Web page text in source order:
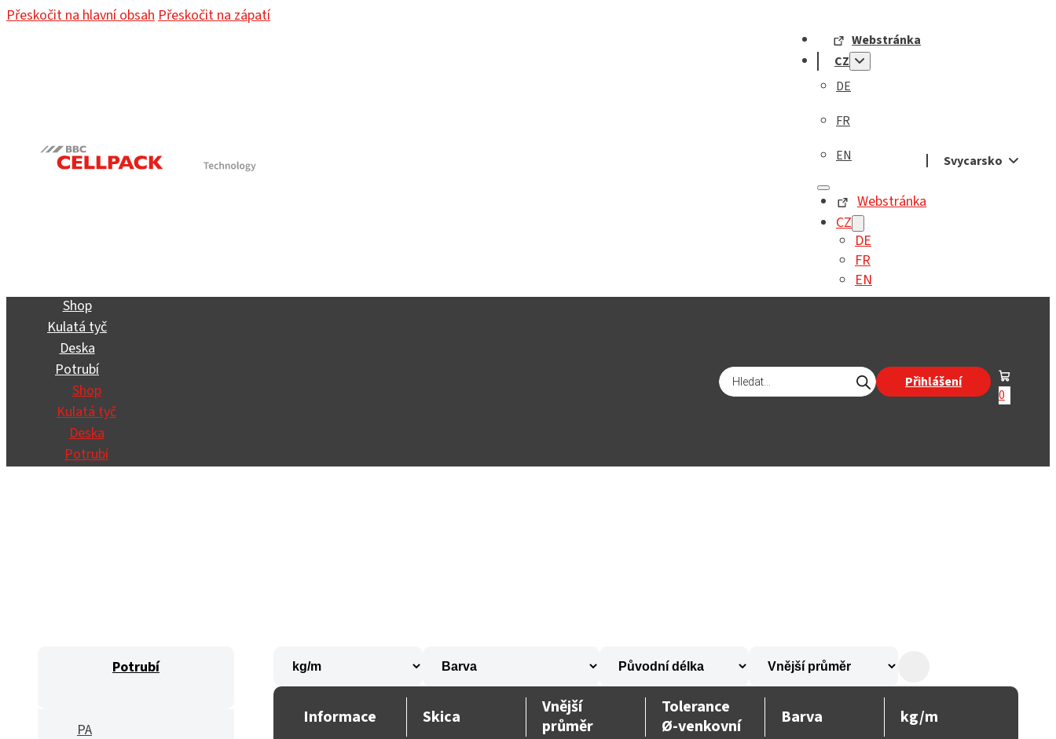
Přeskočit na hlavní obsahPřeskočit na zápatí
Webstránka
CZ
DE
FR
EN
Webstránka
CZ
DE
FR
EN
Svycarsko
Shop
Kulatá tyč
Deska
Potrubí
Shop
Kulatá tyč
Deska
Potrubí
Products
search Přihlášení
0
Potrubí
PA
Informace Skica
Vnější
průměr
Tolerance
Ø-venkovní
Barva kg/m